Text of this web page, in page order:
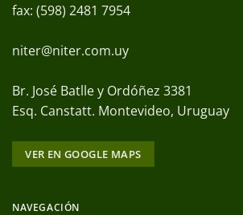
fax: (598) 2481 7954
niter@niter.com.uy
Br. José Batlle y Ordóñez 3381
Esq. Canstatt. Montevideo, Uruguay
VER EN GOOGLE MAPS
NAVEGACIÓN